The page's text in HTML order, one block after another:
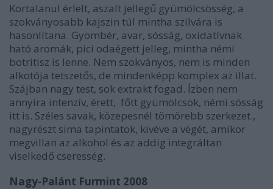
Kortalanul érlelt, aszalt jellegű gyümölcsösség, a
szokványosabb kajszin túl mintha szilvára is
hasonlítana. Gyömbér, avar, sósság, oxidatívnak
ható aromák, pici odaégett jelleg, mintha némi
botritisz is lenne. Nem szokványos, nem is minden
alkotója tetszetős, de mindenképp komplex az illat.
Szájban nagy test, sok extrakt fogad. Ízben nem
annyira intenzív, érett, főtt gyümölcsök, némi sósság
itt is. Széles savak, közepesnél tömörebb szerkezet.,
nagyrészt sima tapintatok, kivéve a végét, amikor
megvillan az alkohol és az addig integráltan
viselkedő cseresség.
Nagy-Palánt Furmint 2008